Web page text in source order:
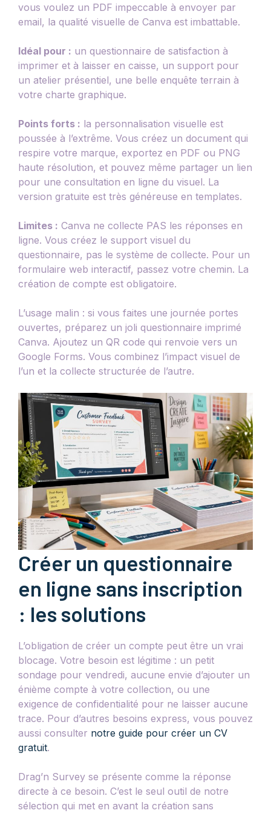
vous voulez un PDF impeccable à envoyer par
email, la qualité visuelle de Canva est imbattable.
Idéal pour : un questionnaire de satisfaction à
imprimer et à laisser en caisse, un support pour
un atelier présentiel, une belle enquête terrain à
votre charte graphique.
Points forts : la personnalisation visuelle est
poussée à l’extrême. Vous créez un document qui
respire votre marque, exportez en PDF ou PNG
haute résolution, et pouvez même partager un lien
pour une consultation en ligne du visuel. La
version gratuite est très généreuse en templates.
Limites : Canva ne collecte PAS les réponses en
ligne. Vous créez le support visuel du
questionnaire, pas le système de collecte. Pour un
formulaire web interactif, passez votre chemin. La
création de compte est obligatoire.
L’usage malin : si vous faites une journée portes
ouvertes, préparez un joli questionnaire imprimé
Canva. Ajoutez un QR code qui renvoie vers un
Google Forms. Vous combinez l’impact visuel de
l’un et la collecte structurée de l’autre.
Créer un questionnaire
en ligne sans inscription
: les solutions
L’obligation de créer un compte peut être un vrai
blocage. Votre besoin est légitime : un petit
sondage pour vendredi, aucune envie d’ajouter un
énième compte à votre collection, ou une
exigence de confidentialité pour ne laisser aucune
trace. Pour d’autres besoins express, vous pouvez
aussi consulter notre guide pour créer un CV
gratuit.
Drag’n Survey se présente comme la réponse
directe à ce besoin. C’est le seul outil de notre
sélection qui met en avant la création sans